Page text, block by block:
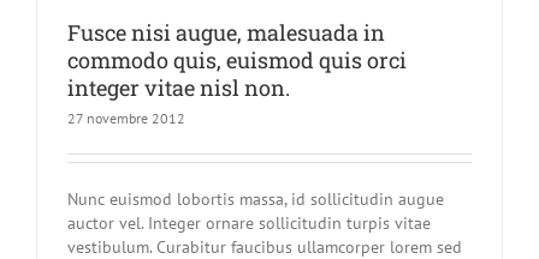
Fusce nisi augue, malesuada in
commodo quis, euismod quis orci
integer vitae nisl non.
27 novembre 2012
Nunc euismod lobortis massa, id sollicitudin augue
auctor vel. Integer ornare sollicitudin turpis vitae
vestibulum. Curabitur faucibus ullamcorper lorem sed